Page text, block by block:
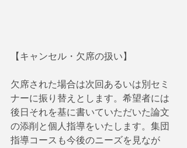
【キャンセル・欠席の扱い】
欠席された場合は次回あるいは別セミ
ナーに振り替えとします。希望者には
後日それを基に書いていただいた論文
の添削と個人指導をいたします。集団
指導コースも今後のニーズを見なが